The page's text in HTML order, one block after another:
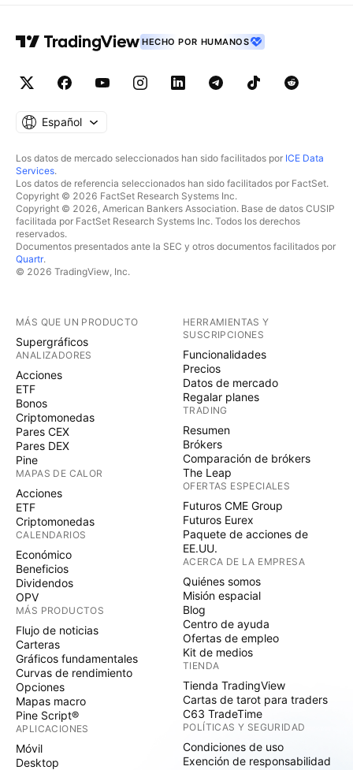
HECHO POR HUMANOS
Español
Los datos de mercado seleccionados han sido facilitados por ICE Data
Services.
Los datos de referencia seleccionados han sido facilitados por FactSet.
Copyright © 2026 FactSet Research Systems Inc.
Copyright © 2026, American Bankers Association. Base de datos CUSIP
facilitada por FactSet Research Systems Inc. Todos los derechos
reservados.
Documentos presentados ante la SEC y otros documentos facilitados por
Quartr.
© 2026 TradingView, Inc.
MÁS QUE UN PRODUCTO
Supergráficos
ANALIZADORES
Acciones
ETF
Bonos
Criptomonedas
Pares CEX
Pares DEX
Pine
MAPAS DE CALOR
Acciones
ETF
Criptomonedas
CALENDARIOS
Económico
Beneficios
Dividendos
OPV
MÁS PRODUCTOS
Flujo de noticias
Carteras
Gráficos fundamentales
Curvas de rendimiento
Opciones
Mapas macro
Pine Script®
APLICACIONES
Móvil
Desktop
HERRAMIENTAS Y
SUSCRIPCIONES
Funcionalidades
Precios
Datos de mercado
Regalar planes
TRADING
Resumen
Brókers
Comparación de brókers
The Leap
OFERTAS ESPECIALES
Futuros CME Group
Futuros Eurex
Paquete de acciones de
EE.UU.
ACERCA DE LA EMPRESA
Quiénes somos
Misión espacial
Blog
Centro de ayuda
Ofertas de empleo
Kit de medios
TIENDA
Tienda TradingView
Cartas de tarot para traders
C63 TradeTime
POLÍTICAS Y SEGURIDAD
Condiciones de uso
Exención de responsabilidad